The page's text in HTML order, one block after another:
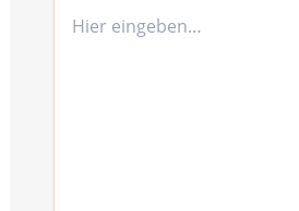
eingeben…